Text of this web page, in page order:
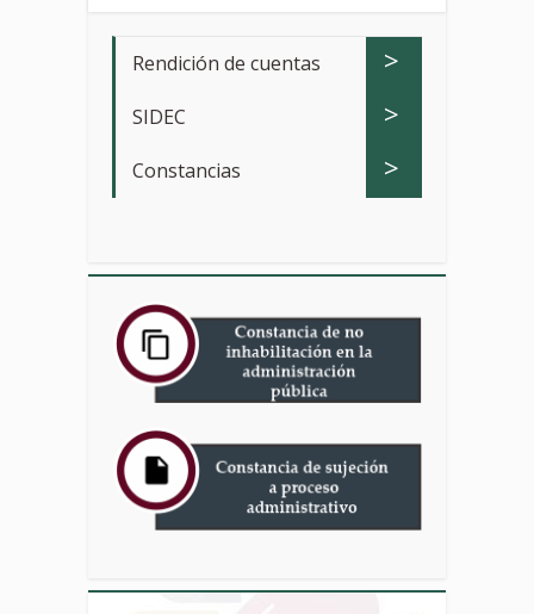
Rendición de cuentas >
SIDEC >
Constancias >